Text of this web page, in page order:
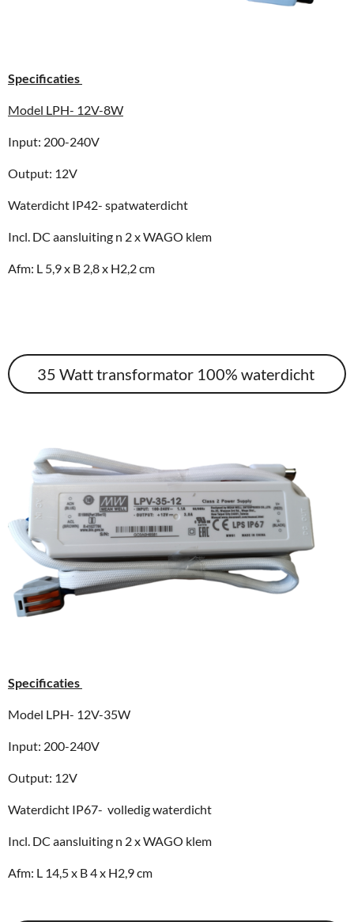
Specificaties
Model LPH- 12V-8W
Input: 200-240V
Output: 12V
Waterdicht IP42- spatwaterdicht
Incl. DC aansluiting n 2 x WAGO klem
Afm: L 5,9 x B 2,8 x H2,2 cm
35 Watt transformator 100% waterdicht
Specificaties
Model LPH- 12V-35W
Input: 200-240V
Output: 12V
Waterdicht IP67- volledig waterdicht
Incl. DC aansluiting n 2 x WAGO klem
Afm: L 14,5 x B 4 x H2,9 cm